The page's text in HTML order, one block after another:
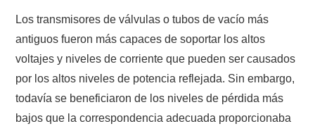
SOLICITUD DE INGRESO
SOTA Y POTA
W5WIN
Los transmisores de válvulas o tubos de vacío más
antiguos fueron más capaces de soportar los altos
voltajes y niveles de corriente que pueden ser causados ​​
por los altos niveles de potencia reflejada. Sin embargo,
todavía se beneficiaron de los niveles de pérdida más
bajos que la correspondencia adecuada proporcionaba